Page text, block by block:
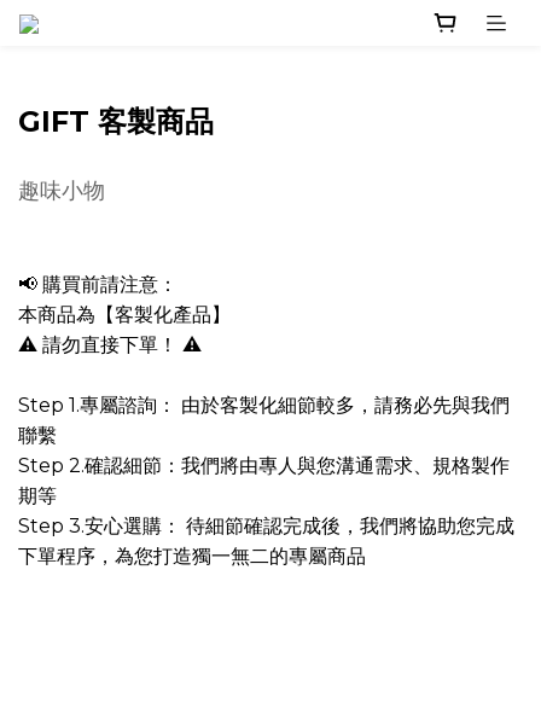
GIFT 客製商品
趣味小物
📢 購買前請注意：
本商品為【客製化產品】
⚠️ 請勿直接下單！ ⚠️
Step 1.專屬諮詢： 由於客製化細節較多，請務必先與我們
聯繫
Step 2.確認細節：我們將由專人與您溝通需求、規格製作
期等
Step 3.安心選購： 待細節確認完成後，我們將協助您完成
下單程序，為您打造獨一無二的專屬商品